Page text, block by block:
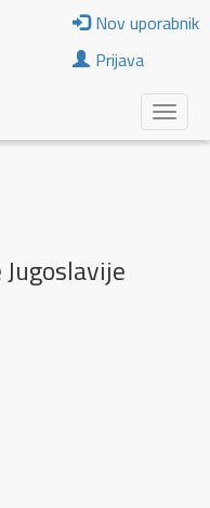
Nov uporabnik
Prijava